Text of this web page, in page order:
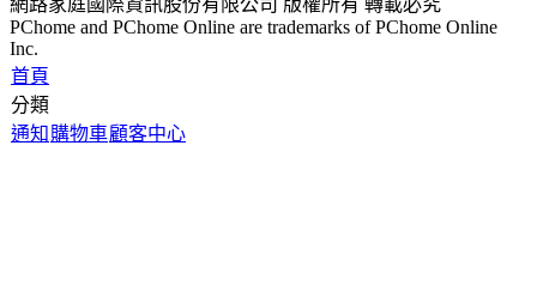
PChome and PChome Online are trademarks of PChome Online
Inc.
首頁
分類
通知 購物車顧客中心